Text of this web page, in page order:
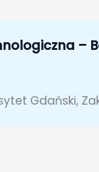
–
Gdański,